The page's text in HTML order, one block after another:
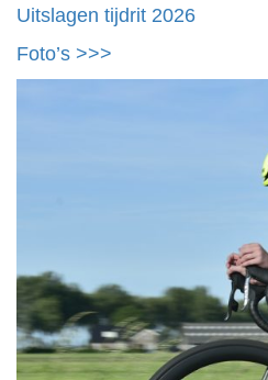
Uitslagen tijdrit 2026
Foto’s >>>